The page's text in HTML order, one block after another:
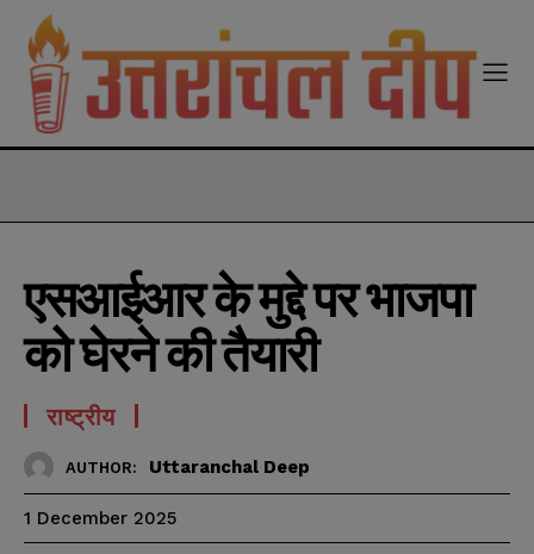
एसआईआर के मुद्दे पर भाजपा
को घेरने की तैयारी
राष्ट्रीय
AUTHOR: Uttaranchal Deep
1 December 2025